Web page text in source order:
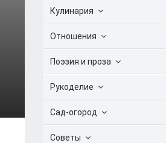
Кулинария
Отношения
Поэзия и проза
Рукоделие
Сад-огород
Советы